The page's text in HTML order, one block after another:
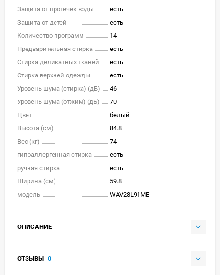
Защита от протечек воды
есть
Защита от детей
есть
Количество программ
14
Предварительная стирка
есть
Стирка деликатных тканей
есть
Стирка верхней одежды
есть
Уровень шума (стирка) (дБ)
46
Уровень шума (отжим) (дБ)
70
Цвет
белый
Высота (см)
84.8
Вес (кг)
74
гипоаллергенная стирка
есть
ручная стирка
есть
Ширина (см)
59.8
модель
WAV28L91ME
ОПИСАНИЕ
ОТЗЫВЫ 0